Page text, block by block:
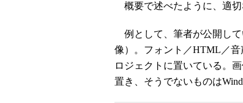
概要で述べたように、適切
例として、筆者が公開して
像）。フォント／HTML／音
ロジェクトに置いている。
置き、そうでないものは